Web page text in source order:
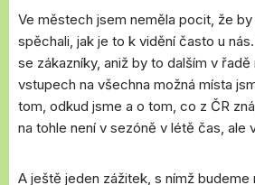
Ve městech jsem neměla pocit, že by
spěchali, jak je to k vidění často u
se zákazníky, aniž by to dalším v řadě
vstupech na všechna možná místa
tom, odkud jsme a o tom, co z ČR
na tohle není v sezóně v létě čas, ale
A ještě jeden zážitek, s nímž budeme